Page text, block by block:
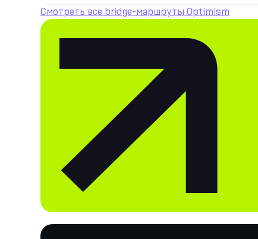
Смотреть все bridge-маршруты Optimism